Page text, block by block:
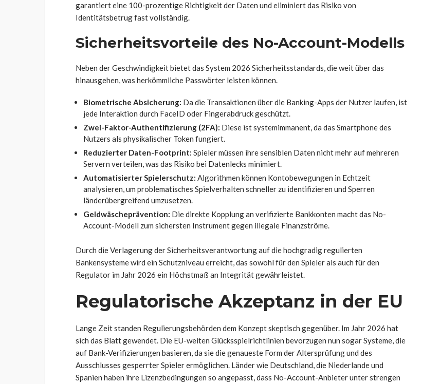
garantiert eine 100-prozentige Richtigkeit der Daten und eliminiert das Risiko von
Identitätsbetrug fast vollständig.
Sicherheitsvorteile des No-Account-Modells
Neben der Geschwindigkeit bietet das System 2026 Sicherheitsstandards, die weit über das
hinausgehen, was herkömmliche Passwörter leisten können.
Biometrische Absicherung: Da die Transaktionen über die Banking-Apps der Nutzer laufen, ist
jede Interaktion durch FaceID oder Fingerabdruck geschützt.
Zwei-Faktor-Authentifizierung (2FA): Diese ist systemimmanent, da das Smartphone des
Nutzers als physikalischer Token fungiert.
Reduzierter Daten-Footprint: Spieler müssen ihre sensiblen Daten nicht mehr auf mehreren
Servern verteilen, was das Risiko bei Datenlecks minimiert.
Automatisierter Spielerschutz: Algorithmen können Kontobewegungen in Echtzeit
analysieren, um problematisches Spielverhalten schneller zu identifizieren und Sperren
länderübergreifend umzusetzen.
Geldwäscheprävention: Die direkte Kopplung an verifizierte Bankkonten macht das No-
Account-Modell zum sichersten Instrument gegen illegale Finanzströme.
Durch die Verlagerung der Sicherheitsverantwortung auf die hochgradig regulierten
Bankensysteme wird ein Schutzniveau erreicht, das sowohl für den Spieler als auch für den
Regulator im Jahr 2026 ein Höchstmaß an Integrität gewährleistet.
Regulatorische Akzeptanz in der EU
Lange Zeit standen Regulierungsbehörden dem Konzept skeptisch gegenüber. Im Jahr 2026 hat
sich das Blatt gewendet. Die EU-weiten Glücksspielrichtlinien bevorzugen nun sogar Systeme, die
auf Bank-Verifizierungen basieren, da sie die genaueste Form der Altersprüfung und des
Ausschlusses gesperrter Spieler ermöglichen. Länder wie Deutschland, die Niederlande und
Spanien haben ihre Lizenzbedingungen so angepasst, dass No-Account-Anbieter unter strengen